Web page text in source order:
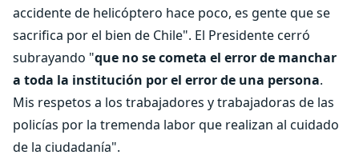
accidente de helicóptero hace poco, es gente que se
sacrifica por el bien de Chile". El Presidente cerró
subrayando "que no se cometa el error de manchar
a toda la institución por el error de una persona.
Mis respetos a los trabajadores y trabajadoras de las
policías por la tremenda labor que realizan al cuidado
de la ciudadanía".